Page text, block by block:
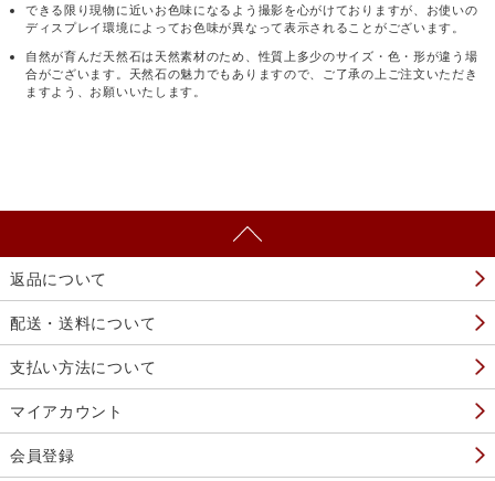
できる限り現物に近いお色味になるよう撮影を心がけておりますが、お使いの
ディスプレイ環境によってお色味が異なって表示されることがございます。
自然が育んだ天然石は天然素材のため、性質上多少のサイズ・色・形が違う場
合がございます。天然石の魅力でもありますので、ご了承の上ご注文いただき
ますよう、お願いいたします。
返品について
配送・送料について
支払い方法について
マイアカウント
会員登録